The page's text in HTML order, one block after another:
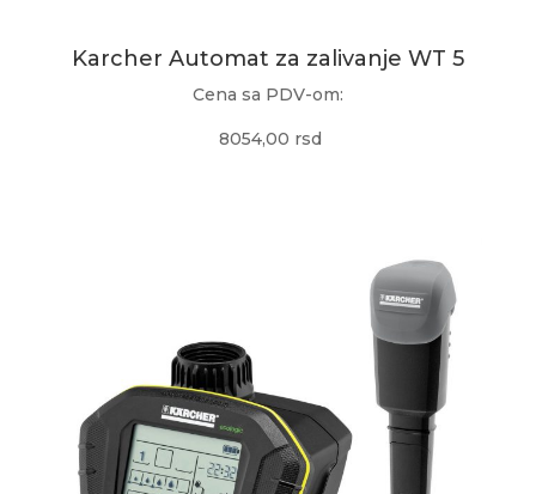
Karcher Automat za zalivanje WT 5
Cena sa PDV-om:
8054,00 rsd